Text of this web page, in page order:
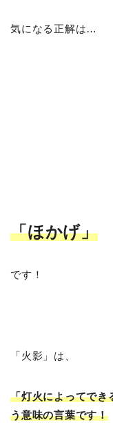
気になる正解は…
「ほかげ」
です！
「火影」は、
「灯火によってでき
う意味の言葉です！